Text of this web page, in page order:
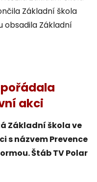
Základní škola
obsadila Základní
akci
Základní škola ve
s názvem Prevence
Štáb TV Polar